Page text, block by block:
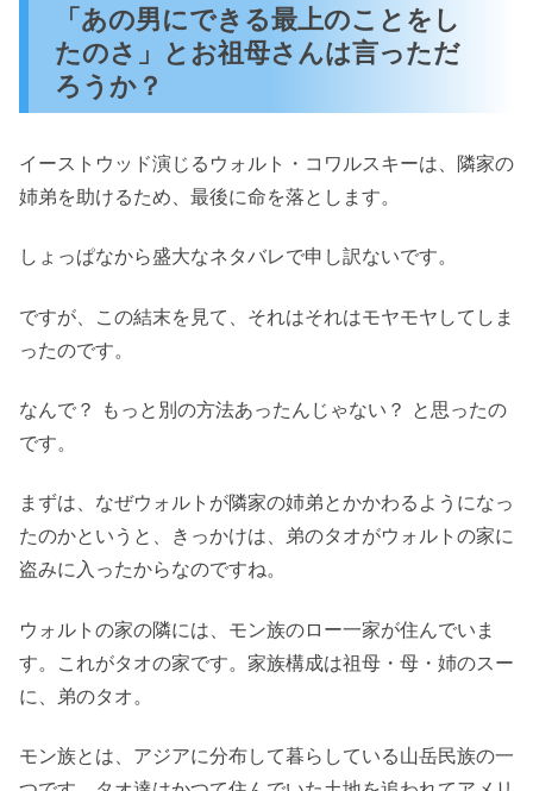
「あの男にできる最上のことをし
たのさ」とお祖母さんは言っただ
ろうか？
イーストウッド演じるウォルト・コワルスキーは、隣家の
姉弟を助けるため、最後に命を落とします。
しょっぱなから盛大なネタバレで申し訳ないです。
ですが、この結末を見て、それはそれはモヤモヤしてしま
ったのです。
なんで？ もっと別の方法あったんじゃない？ と思ったの
です。
まずは、なぜウォルトが隣家の姉弟とかかわるようになっ
たのかというと、きっかけは、弟のタオがウォルトの家に
盗みに入ったからなのですね。
ウォルトの家の隣には、モン族のロー一家が住んでいま
す。これがタオの家です。家族構成は祖母・母・姉のスー
に、弟のタオ。
モン族とは、アジアに分布して暮らしている山岳民族の一